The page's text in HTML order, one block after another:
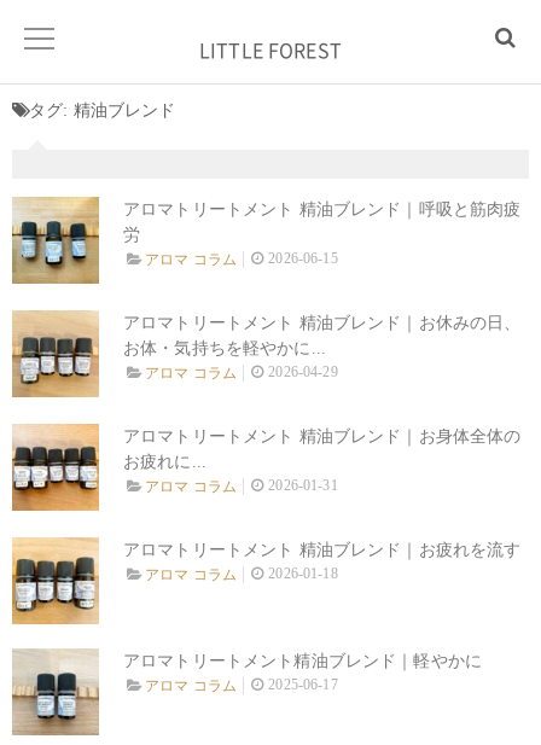
LITTLE FOREST
タグ: 精油ブレンド
アロマトリートメント 精油ブレンド｜呼吸と筋肉疲
労
アロマ コラム 2026-06-15
アロマトリートメント 精油ブレンド｜お休みの日、
お体・気持ちを軽やかに...
アロマ コラム 2026-04-29
アロマトリートメント 精油ブレンド｜お身体全体の
お疲れに...
アロマ コラム 2026-01-31
アロマトリートメント 精油ブレンド｜お疲れを流す
アロマ コラム 2026-01-18
アロマトリートメント精油ブレンド｜軽やかに
アロマ コラム 2025-06-17